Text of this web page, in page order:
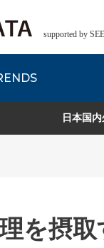
supported by
REPORT 各
日本国
を摂